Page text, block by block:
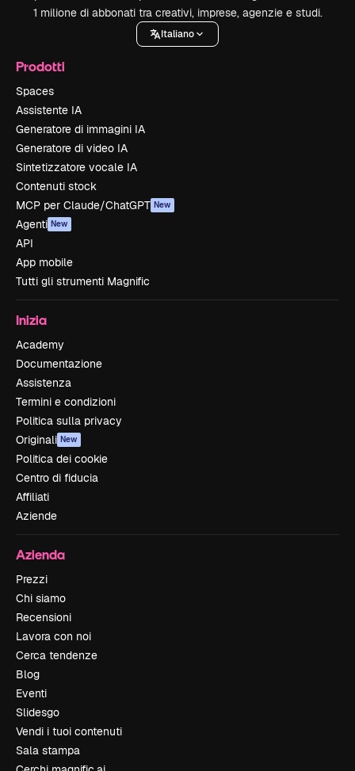
1 milione di abbonati tra creativi, imprese, agenzie e studi.
Italiano
Prodotti
Spaces
Assistente IA
Generatore di immagini IA
Generatore di video IA
Sintetizzatore vocale IA
Contenuti stock
MCP per Claude/ChatGPT New
Agenti New
API
App mobile
Tutti gli strumenti Magnific
Inizia
Academy
Documentazione
Assistenza
Termini e condizioni
Politica sulla privacy
Originali New
Politica dei cookie
Centro di fiducia
Affiliati
Aziende
Azienda
Prezzi
Chi siamo
Recensioni
Lavora con noi
Cerca tendenze
Blog
Eventi
Slidesgo
Vendi i tuoi contenuti
Sala stampa